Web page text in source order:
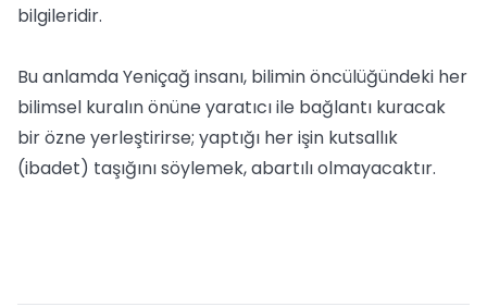
bilgileridir.
Bu anlamda Yeniçağ insanı, bilimin öncülüğündeki her
bilimsel kuralın önüne yaratıcı ile bağlantı kuracak
bir özne yerleştirirse; yaptığı her işin kutsallık
(ibadet) taşığını söylemek, abartılı olmayacaktır.